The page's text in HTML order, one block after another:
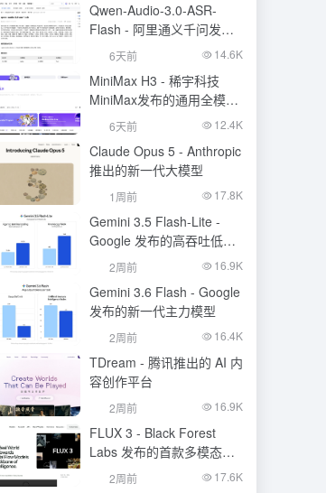
Qwen-Audio-3.0-ASR-
Flash - 阿里通义千问发布
的语音识别大模型
6天前 14.6K
MiniMax H3 - 稀宇科技
MiniMax发布的通用全模态
生成模型
6天前 12.4K
Claude Opus 5 - Anthropic
推出的新一代大模型
1周前 17.8K
Gemini 3.5 Flash-Lite -
Google 发布的高吞吐低成
本模型
2周前 16.9K
Gemini 3.6 Flash - Google
发布的新一代主力模型
2周前 16.4K
TDream - 腾讯推出的 AI 内
容创作平台
2周前 16.9K
FLUX 3 - Black Forest
Labs 发布的首款多模态基
础模型
2周前 17.6K